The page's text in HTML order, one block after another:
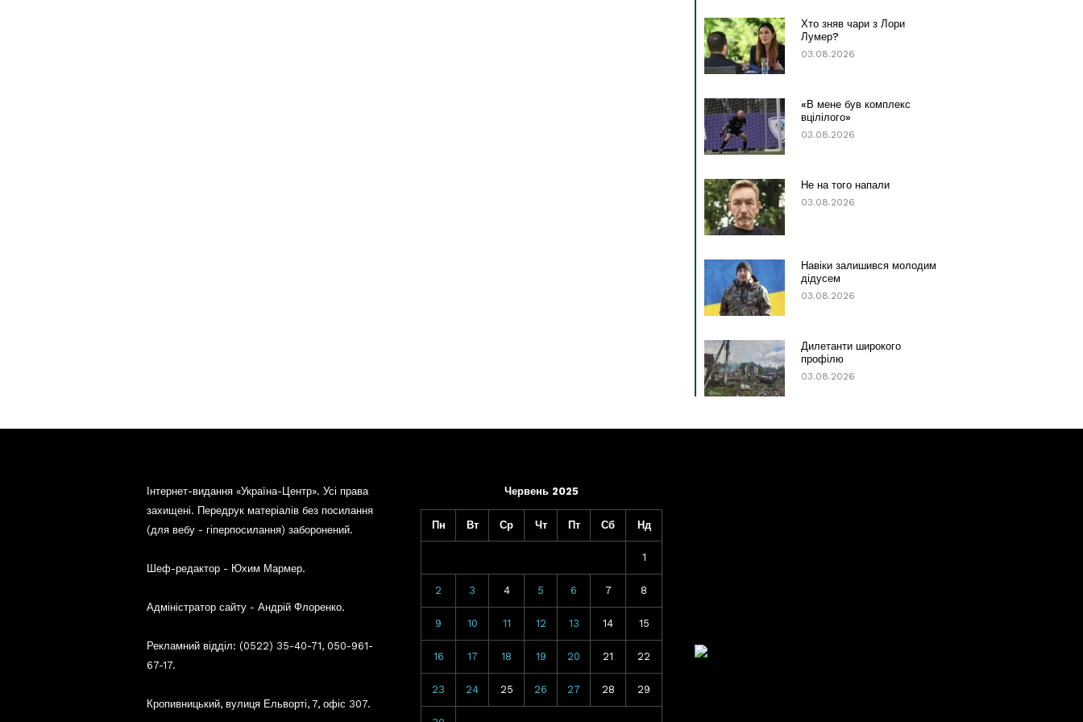
Хто зняв чари з Лори
Лумер?
03.08.2026
«В мене був комплекс
вцілілого»
03.08.2026
Не на того напали
03.08.2026
Навіки залишився молодим
дідусем
03.08.2026
Дилетанти широкого
профілю
03.08.2026
Інтернет-видання «Україна-Центр». Усі права
захищені. Передрук матеріалів без посилання
(для вебу - гіперпосилання) заборонений.
Шеф-редактор - Юхим Мармер.
Адміністратор сайту - Андрій Флоренко.
Рекламний відділ: (0522) 35-40-71, 050-961-
67-17.
Кропивницький, вулиця Ельворті, 7, офіс 307.
Червень 2025
Пн Вт Ср Чт Пт Сб Нд
1
2 3 4 5 6 7 8
9 10 11 12 13 14 15
16 17 18 19 20 21 22
23 24 25 26 27 28 29